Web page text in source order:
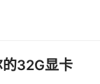
32G显卡